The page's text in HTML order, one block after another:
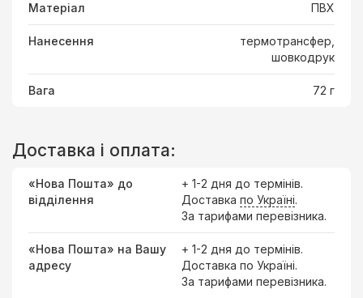
Матеріал ПВХ
Нанесення
термотрансфер,
шовкодрук
Вага 72 г
Доставка і оплата:
«Нова Пошта» до
відділення
+ 1-2 дня до термінів.
Доставка по Україні.
За тарифами перевізника.
«Нова Пошта» на Вашу
адресу
+ 1-2 дня до термінів.
Доставка по Україні.
За тарифами перевізника.